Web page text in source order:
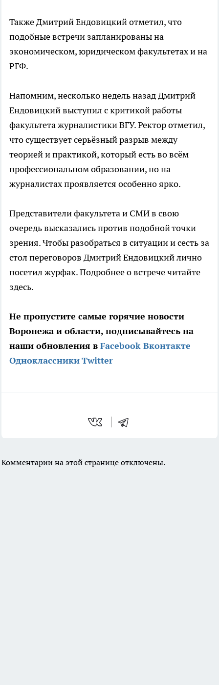
Также Дмитрий Ендовицкий отметил, что
подобные встречи запланированы на
экономическом, юридическом факультетах и на
РГФ.
Напомним, несколько недель назад Дмитрий
Ендовицкий выступил с критикой работы
факультета журналистики ВГУ. Ректор отметил,
что существует серьёзный разрыв между
теорией и практикой, который есть во всём
профессиональном образовании, но на
журналистах проявляется особенно ярко.
Представители факультета и СМИ в свою
очередь высказались против подобной точки
зрения. Чтобы разобраться в ситуации и сесть за
стол переговоров Дмитрий Ендовицкий лично
посетил журфак. Подробнее о встрече читайте
здесь.
Не пропустите самые горячие новости
Воронежа и области, подписывайтесь на
наши обновления в Facebook Вконтакте
ОдноклассникиTwitter
Комментарии на этой странице отключены.